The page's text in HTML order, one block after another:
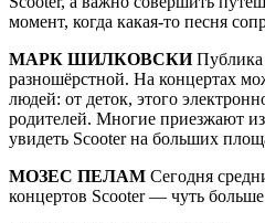
момент, когда какая-то песня
МАРК ШИЛКОВСКИПублика
разношёрстной. На концертах
людей: от деток, этого
родителей. Многие приезжают
увидеть Scooter на больших
МОЗЕС ПЕЛАМ Сегодня
концертов Scooter — чуть больше